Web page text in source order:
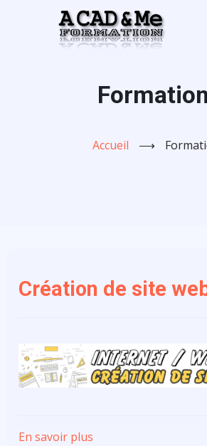
Accueil ⟶
Création de site
En savoir plus